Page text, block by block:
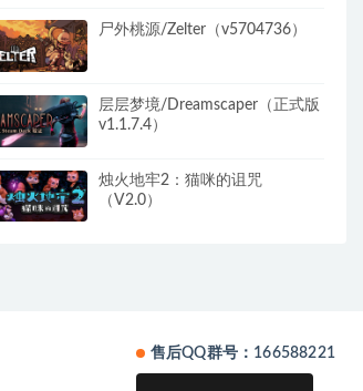
尸外桃源/Zelter（v5704736）
层层梦境/Dreamscaper（正式版
v1.1.7.4）
烛火地牢2：猫咪的诅咒
（V2.0）
售后QQ群号：166588221